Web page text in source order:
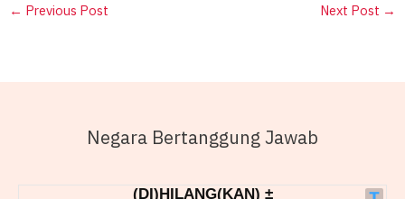
← Previous Post Next Post →
Negara Bertanggung Jawab